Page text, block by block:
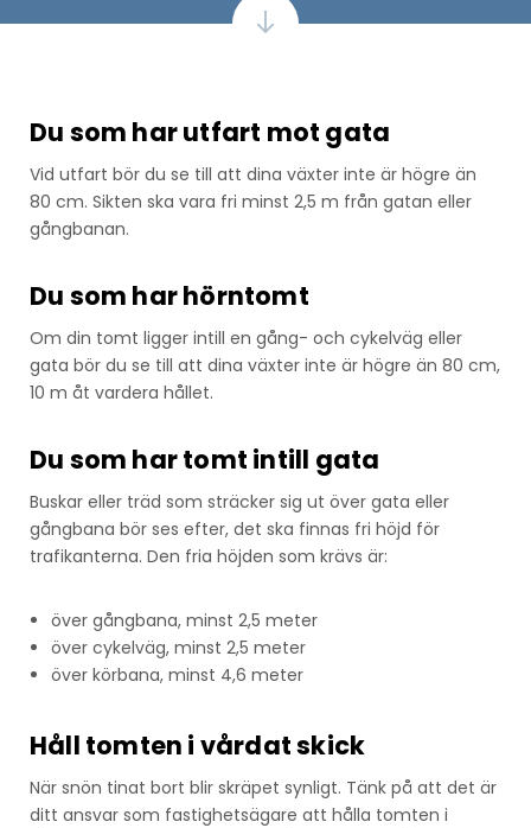
Du som har utfart mot gata
Vid utfart bör du se till att dina växter inte är högre än
80 cm. Sikten ska vara fri minst 2,5 m från gatan eller
gångbanan.
Du som har hörntomt
Om din tomt ligger intill en gång- och cykelväg eller
gata bör du se till att dina växter inte är högre än 80 cm,
10 m åt vardera hållet.
Du som har tomt intill gata
Buskar eller träd som sträcker sig ut över gata eller
gångbana bör ses efter, det ska finnas fri höjd för
trafikanterna. Den fria höjden som krävs är:
över gångbana, minst 2,5 meter
över cykelväg, minst 2,5 meter
över körbana, minst 4,6 meter
Håll tomten i vårdat skick
När snön tinat bort blir skräpet synligt. Tänk på att det är
ditt ansvar som fastighetsägare att hålla tomten i